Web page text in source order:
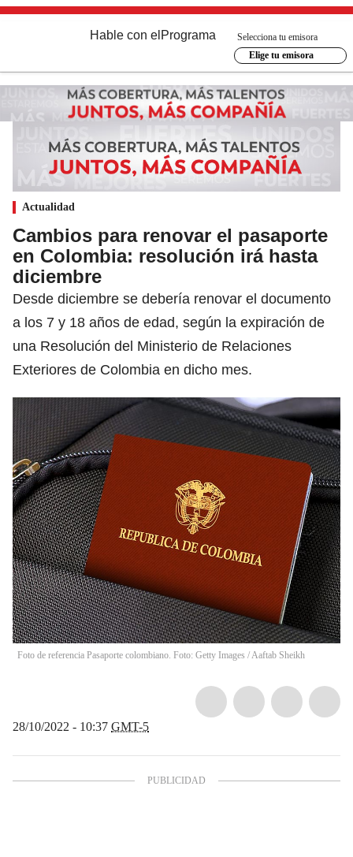
Hable con el Programa
Selecciona tu emisora
Elige tu emisora
Actualidad
Cambios para renovar el pasaporte
en Colombia: resolución irá hasta
diciembre
Desde diciembre se debería renovar el documento
a los 7 y 18 años de edad, según la expiración de
una Resolución del Ministerio de Relaciones
Exteriores de Colombia en dicho mes.
Foto de referencia Pasaporte colombiano. Foto: Getty Images /Aaftab Sheikh
28/10/2022 - 10:37 GMT-5